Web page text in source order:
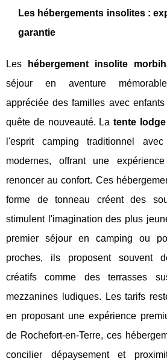
Les hébergements insolites :
garantie
Les hébergement insolite
séjour en aventure
appréciée des familles avec
quête de nouveauté. Latente
l'esprit camping traditionnel
modernes, offrant une
renoncer au confort. Ces
forme de tonneau créent des
stimulent l'imagination des plus
premier séjour en camping ou
proches, ils proposent souvent
créatifs comme des terrasses
mezzanines ludiques. Les tarifs
en proposant une expérience
de Rochefort-en-Terre, ces
concilier dépaysement et